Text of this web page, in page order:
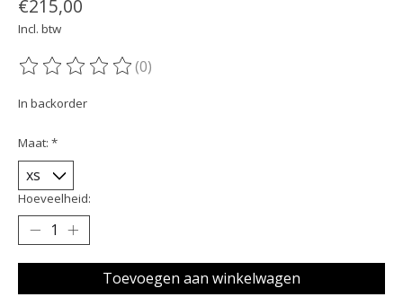
€215,00
Incl. btw
De beoordeling van dit product is
(0)
In backorder
Maat: *
Hoeveelheid:
Toevoegen aan winkelwagen